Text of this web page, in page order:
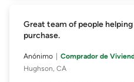
Great team of people
purchase.
Anónimo Comprador de
Hughson, CA